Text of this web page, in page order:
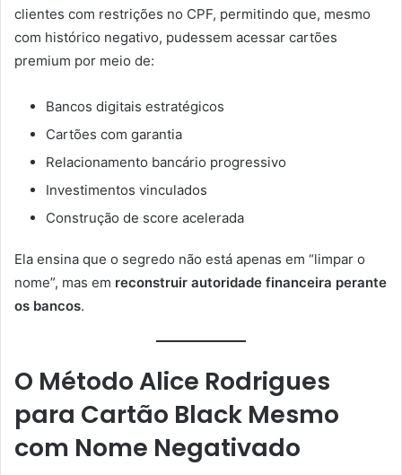
clientes com restrições no CPF, permitindo que, mesmo
com histórico negativo, pudessem acessar cartões
premium por meio de:
Bancos digitais estratégicos
Cartões com garantia
Relacionamento bancário progressivo
Investimentos vinculados
Construção de score acelerada
Ela ensina que o segredo não está apenas em “limpar o
nome”, mas em reconstruir autoridade financeira perante
os bancos.
O Método Alice Rodrigues
para Cartão Black Mesmo
com Nome Negativado